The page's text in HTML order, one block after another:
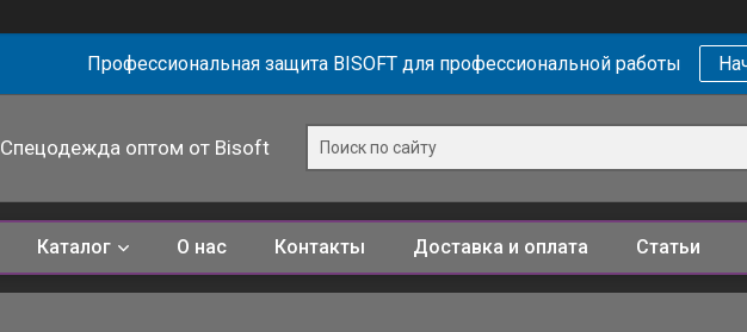
Профессиональная защита BISOFT для профессиональной работы
Спецодежда оптом от Bisoft
Каталог О нас Контакты Доставка и оплата Статьи